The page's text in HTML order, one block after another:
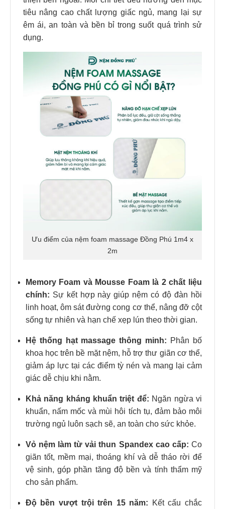
tiêu nâng cao chất lượng giấc ngủ, mang lại sự
êm ái, an toàn và bền bỉ trong suốt quá trình sử
dụng.
Ưu điểm của nệm foam massage Đồng Phú 1m4 x
2m
Memory Foam và Mousse Foam là 2 chất liệu
chính: Sự kết hợp này giúp nệm có độ đàn hồi
linh hoạt, ôm sát đường cong cơ thể, nâng đỡ cột
sống tự nhiên và hạn chế xẹp lún theo thời gian.
Hệ thống hạt massage thông minh: Phân bố
khoa học trên bề mặt nệm, hỗ trợ thư giãn cơ thể,
giảm áp lực tại các điểm tỳ nén và mang lại cảm
giác dễ chịu khi nằm.
Khả năng kháng khuẩn triệt để: Ngăn ngừa vi
khuẩn, nấm mốc và mùi hôi tích tụ, đảm bảo môi
trường ngủ luôn sạch sẽ, an toàn cho sức khỏe.
Vỏ nệm làm từ vải thun Spandex cao cấp: Co
giãn tốt, mềm mại, thoáng khí và dễ tháo rời để
vệ sinh, góp phần tăng độ bền và tính thẩm mỹ
cho sản phẩm.
Độ bền vượt trội trên 15 năm: Kết cấu chắc